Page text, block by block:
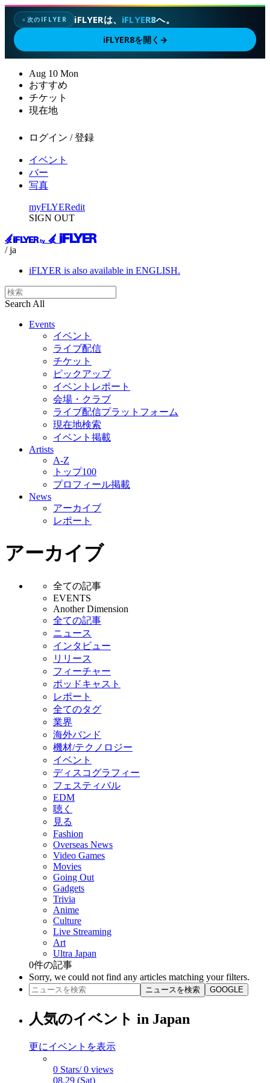
✦次のIFLYER iFLYERは、 iFLYER8へ。
iFLYER8を開く →
Aug 10 Mon
おすすめ
チケット
現在地
ログイン / 登録
イベント
バー
写真
myFLYERedit
SIGN OUT
/ ja
iFLYER is also available in ENGLISH.
Search All
Events
イベント
ライブ配信
チケット
ピックアップ
イベントレポート
会場・クラブ
ライブ配信プラットフォーム
現在地検索
イベント掲載
Artists
A-Z
トップ100
プロフィール掲載
News
アーカイブ
レポート
アーカイブ
全ての記事
EVENTS
Another Dimension
全ての記事
ニュース
インタビュー
リリース
フィーチャー
ポッドキャスト
レポート
全てのタグ
業界
海外バンド
機材/テクノロジー
イベント
ディスコグラフィー
フェスティバル
EDM
聴く
見る
Fashion
Overseas News
Video Games
Movies
Going Out
Gadgets
Trivia
Anime
Culture
Live Streaming
Art
Ultra Japan
0件の記事
Sorry, we could not find any articles matching your filters.
ニュースを検索 GOOGLE
人気のイベント in Japan
更にイベントを表示
0 Stars/ 0 views
08.29 (Sat)